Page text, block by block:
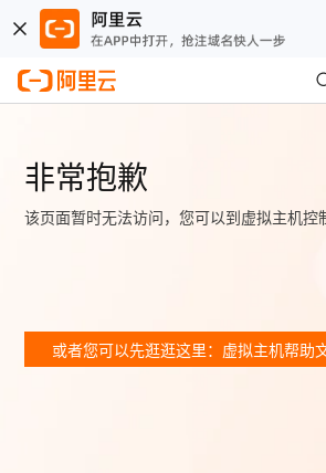
非常抱歉
该页面暂时无法访问，您可以到虚拟主机控
或者您可以先逛逛这里：虚拟主机帮助